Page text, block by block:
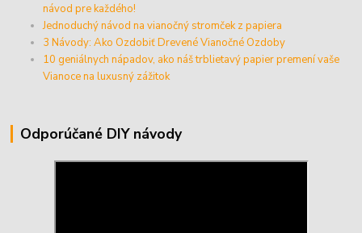
návod pre každého!
Jednoduchý návod na vianočný stromček z papiera
3 Návody: Ako Ozdobiť Drevené Vianočné Ozdoby
10 geniálnych nápadov, ako náš trblietavý papier premení vaše
Vianoce na luxusný zážitok
Odporúčané DIY návody